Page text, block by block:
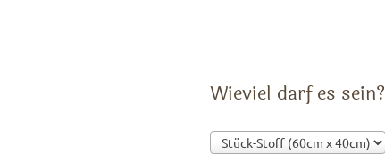
Wieviel darf es sein?